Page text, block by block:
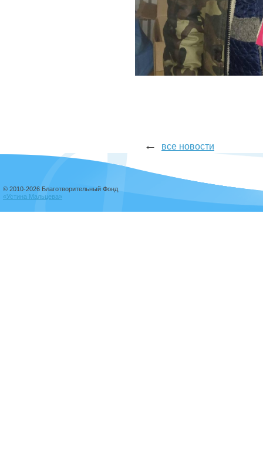
← все новости
© 2010-2026 Благотворительный Фонд
«Устина Мальцева»